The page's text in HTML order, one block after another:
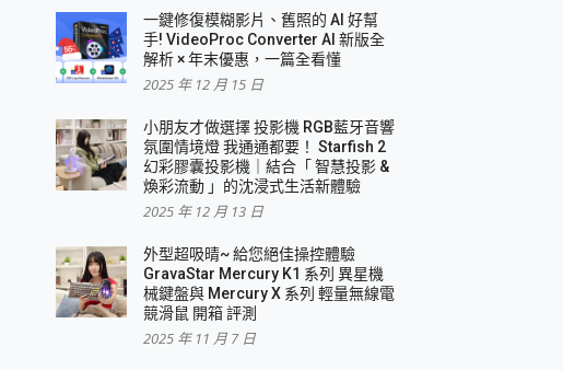
一鍵修復模糊影片、舊照的 AI 好幫
手! VideoProc Converter AI 新版全
解析 × 年末優惠，一篇全看懂
2025 年 12 月 15 日
小朋友才做選擇 投影機 RGB藍牙音響
氛圍情境燈 我通通都要！ Starfish 2
幻彩膠囊投影機｜結合「 智慧投影 &
煥彩流動 」的沈浸式生活新體驗
2025 年 12 月 13 日
外型超吸晴~ 給您絕佳操控體驗
GravaStar Mercury K1 系列 異星機
械鍵盤與 Mercury X 系列 輕量無線電
競滑鼠 開箱 評測
2025 年 11 月 7 日